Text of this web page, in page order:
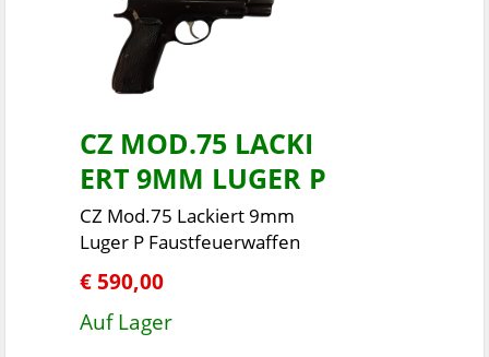
CZ MOD.75 LACKI
ERT 9MM LUGER P
CZ Mod.75 Lackiert 9mm
Luger P Faustfeuerwaffen
€ 590,00
Auf Lager